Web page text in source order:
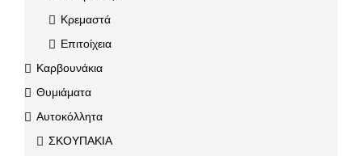
Κρεμαστά
Επιτοίχεια
Καρβουνάκια
Θυμιάματα
Αυτοκόλλητα
ΣΚΟΥΠΑΚΙΑ